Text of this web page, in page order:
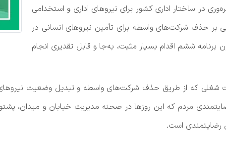
در ساختار اداری کشور برای نیرو‌های اداری و استخدامی
بر حذف شرکت‌های واسطه برای تأمین نیرو‌های انسانی در
دولتی و دستگاه‌های مشمول ماده ۲۹ قانون برنامه ششم اقدام بسیار مثبت، به‌جا و قابل تقدیری انجام
شغلی که از طریق حذف شرکت‌های واسطه و تبدیل وضعیت
مردم که این روز‌ها در صحنه مدیریت خیابان و میدان،
رضایتمندی است.